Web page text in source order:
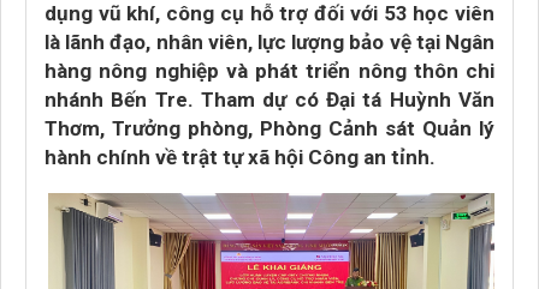
dụng vũ khí, công cụ hỗ trợ đối với 53 học viên
là lãnh đạo, nhân viên, lực lượng bảo vệ tại Ngân
hàng nông nghiệp và phát triển nông thôn chi
nhánh Bến Tre. Tham dự có Đại tá Huỳnh Văn
Thơm, Trưởng phòng, Phòng Cảnh sát Quản lý
hành chính về trật tự xã hội Công an tỉnh.